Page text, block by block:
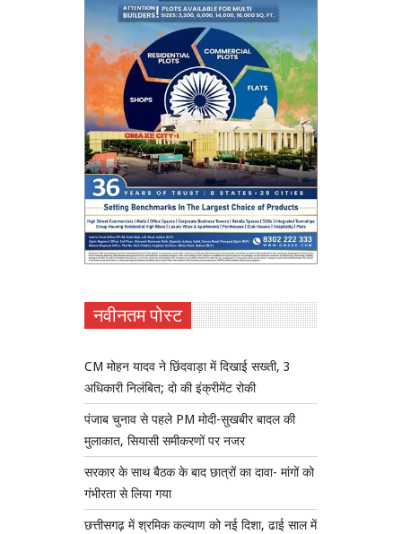
नवीनतम पोस्ट
CM मोहन यादव ने छिंदवाड़ा में दिखाई सख्ती, 3
अधिकारी निलंबित; दो की इंक्रीमेंट रोकी
पंजाब चुनाव से पहले PM मोदी-सुखबीर बादल की
मुलाकात, सियासी समीकरणों पर नजर
सरकार के साथ बैठक के बाद छात्रों का दावा- मांगों को
गंभीरता से लिया गया
छत्तीसगढ़ में श्रमिक कल्याण को नई दिशा, ढाई साल में